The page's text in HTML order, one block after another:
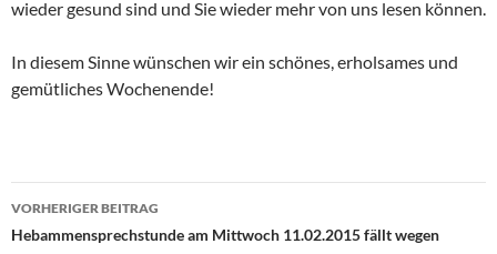
wieder gesund sind und Sie wieder mehr von uns lesen können.
In diesem Sinne wünschen wir ein schönes, erholsames und
gemütliches Wochenende!
Beitragsnavigation
VORHERIGER BEITRAG
Hebammensprechstunde am Mittwoch 11.02.2015 fällt wegen